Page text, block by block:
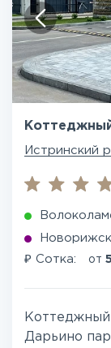
Истринский
₽ Сотка: от
Дарьино